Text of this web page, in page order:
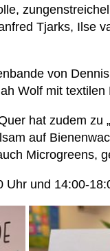
Tjarks, Ilse
von
Wolf mit textilen
hat zudem zu
auf
Microgreens,
und 14:00-